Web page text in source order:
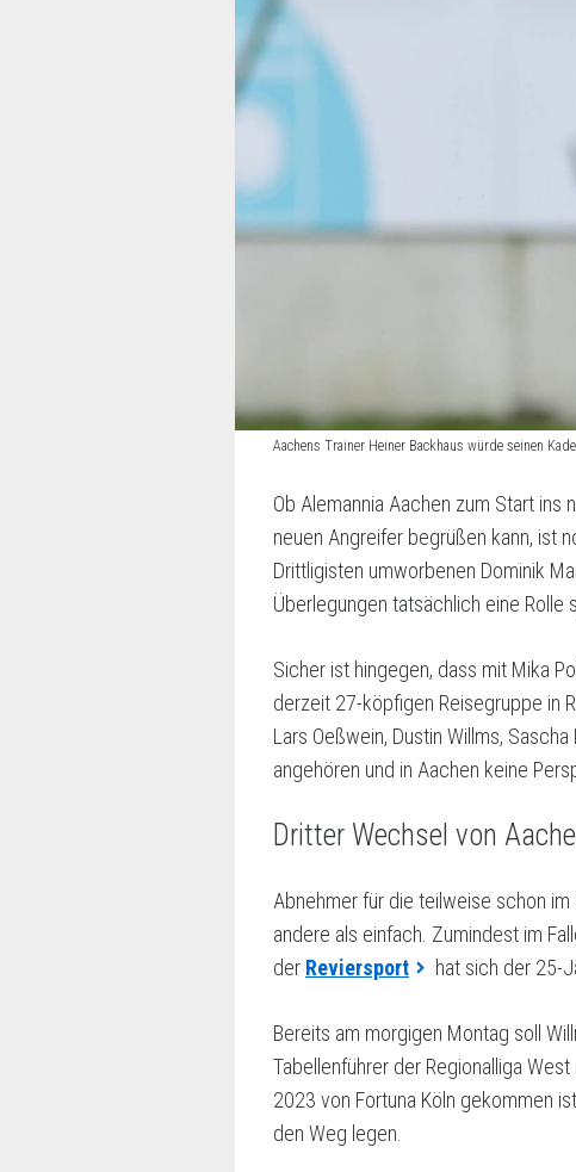
Aachens Trainer Heiner Backhaus würde seinen
Ob Alemannia Aachen zum Start ins
neuen Angreifer begrüßen kann, ist
Drittligisten umworbenen Dominik
Überlegungen tatsächlich eine Rolle
Sicher ist hingegen, dass mit Mika
derzeit 27-köpfigen Reisegruppe in
Lars Oeßwein, Dustin Willms,
angehören und in Aachen keine
Dritter Wechsel von
Abnehmer für die teilweise schon
andere als einfach. Zumindest im
der Reviersport hat sich der 25-
Bereits am morgigen Montag soll
Tabellenführer der Regionalliga
2023 von Fortuna Köln gekommen
den Weg legen.